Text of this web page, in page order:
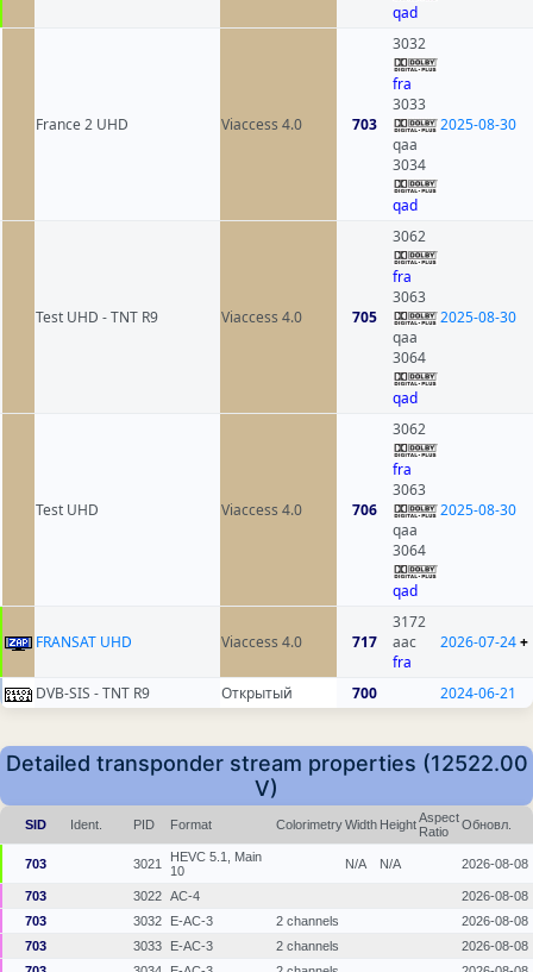
qad
France 2 UHD Viaccess 4.0 703
3032
fra
3033
qaa
3034
qad
2025-08-30
Test UHD - TNT R9 Viaccess 4.0 705
3062
fra
3063
qaa
3064
qad
2025-08-30
Test UHD Viaccess 4.0 706
3062
fra
3063
qaa
3064
qad
2025-08-30
FRANSAT UHD Viaccess 4.0 717
3172
aac
fra
2026-07-24+
DVB-SIS - TNT R9 Открытый 700 2024-06-21
Detailed transponder stream properties (12522.00
V)
SID Ident. PID Format ColorimetryWidth HeightAspect
Ratio
Обновл.
703 3021
HEVC 5.1, Main
10
N/A N/A 2026-08-08
703 3022 AC-4
2026-08-08
703
3032 E-AC-3 2 channels
2026-08-08
703
3033 E-AC-3 2 channels
2026-08-08